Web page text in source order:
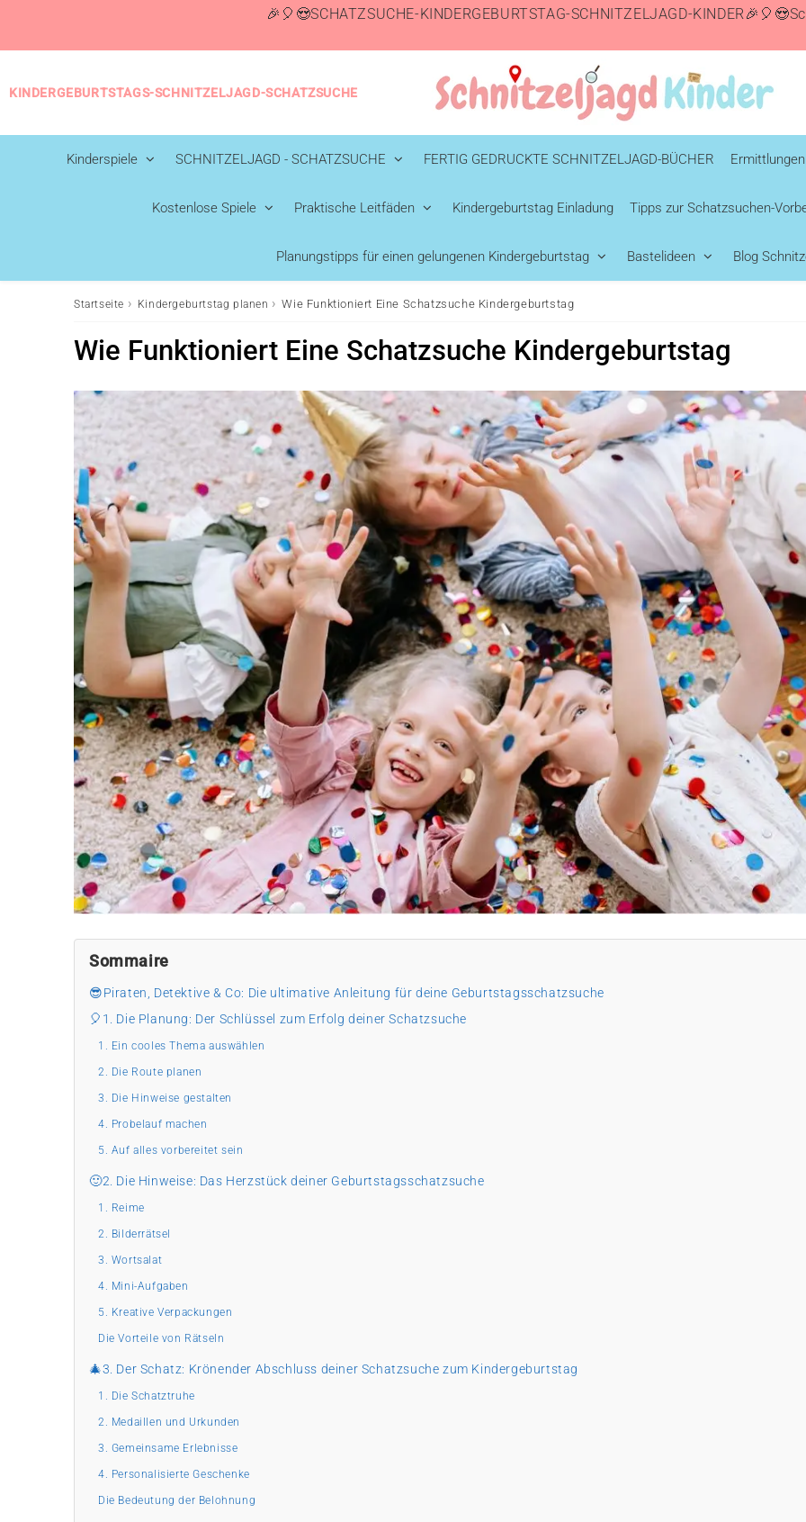
🎉🎈😍SCHATZSUCHE-KINDERGEBURTSTAG-SCHNITZELJAGD-
KINDERGEBURTSTAGS-SCHNITZELJAGD-SCHATZSUCHE
Kinderspiele SCHNITZELJAGD - SCHATZSUCHE FERTIG GEDRUCKTE SCHNITZELJAGD-BÜCHER Ermittlungen
Kostenlose Spiele Praktische Leitfäden Kindergeburtstag Einladung Tipps zur Schatzsuchen-
Planungstipps für einen gelungenen Kindergeburtstag Bastelideen Blog
Startseite › Kindergeburtstag planen › Wie Funktioniert Eine Schatzsuche Kindergeburtstag
Wie Funktioniert Eine Schatzsuche Kindergeburtstag
Sommaire
😎Piraten, Detektive & Co: Die ultimative Anleitung für deine Geburtstagsschatzsuche
🎈1. Die Planung: Der Schlüssel zum Erfolg deiner Schatzsuche
1. Ein cooles Thema auswählen
2. Die Route planen
3. Die Hinweise gestalten
4. Probelauf machen
5. Auf alles vorbereitet sein
🙂2. Die Hinweise: Das Herzstück deiner Geburtstagsschatzsuche
1. Reime
2. Bilderrätsel
3. Wortsalat
4. Mini-Aufgaben
5. Kreative Verpackungen
Die Vorteile von Rätseln
🎄3. Der Schatz: Krönender Abschluss deiner Schatzsuche zum Kindergeburtstag
1. Die Schatztruhe
2. Medaillen und Urkunden
3. Gemeinsame Erlebnisse
4. Personalisierte Geschenke
Die Bedeutung der Belohnung